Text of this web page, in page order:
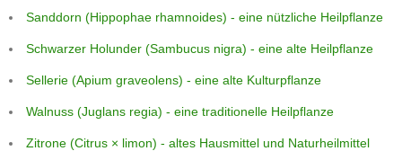
Sanddorn (Hippophae rhamnoides) - eine nützliche Heilpflanze
Schwarzer Holunder (Sambucus nigra) - eine alte Heilpflanze
Sellerie (Apium graveolens) - eine alte Kulturpflanze
Walnuss (Juglans regia) - eine traditionelle Heilpflanze
Zitrone (Citrus × limon) - altes Hausmittel und Naturheilmittel